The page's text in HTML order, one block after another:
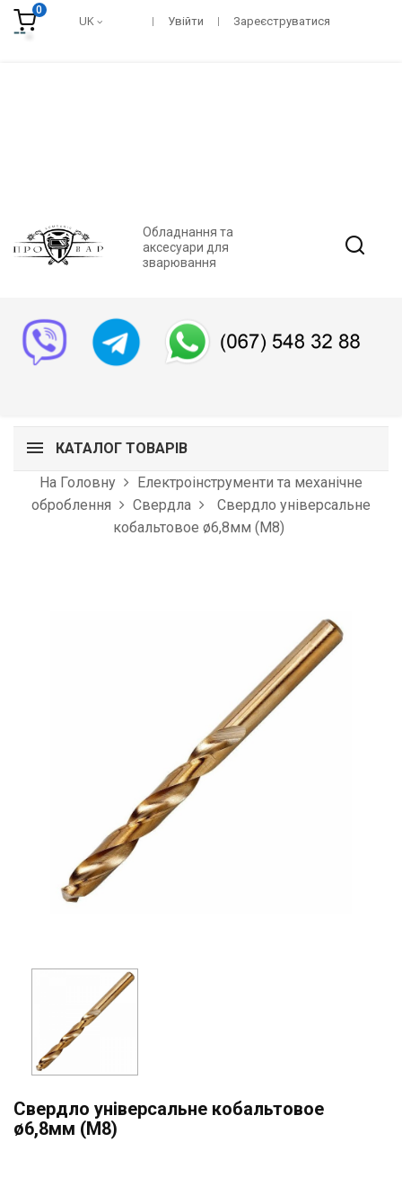
0
UK Увійти Зареєструватися
Обладнання та
аксесуари для
зварювання
КАТАЛОГ ТОВАРІВ
На Головну
Електроінструменти та механічне
оброблення
Свердла
Свердло універсальне
кобальтовое ø6,8мм (M8)
Свердло універсальне кобальтовое
ø6,8мм (M8)